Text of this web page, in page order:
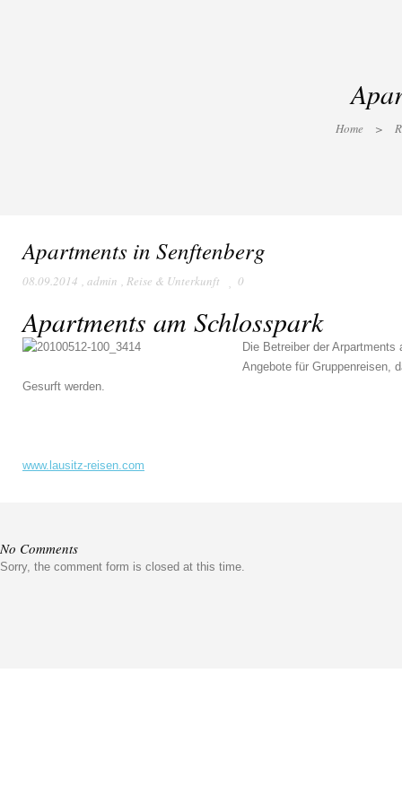
Home >
Apartments in Senftenberg
08.09.2014 , admin , Reise & Unterkunft 0
Apartments am Schlosspark
Die Betreiber der
Angebote für Gruppenreisen,
Gesurft werden.
www.lausitz-reisen.com
No Comments
Sorry, the comment form is closed at this time.